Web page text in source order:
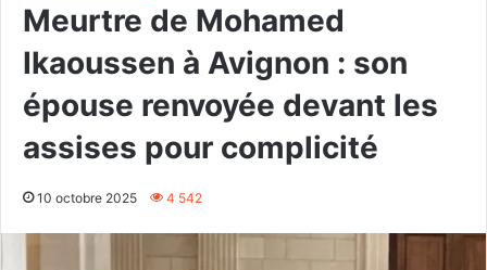
Meurtre de Mohamed
Ikaoussen à Avignon : son
épouse renvoyée devant les
assises pour complicité
10 octobre 2025 4 542